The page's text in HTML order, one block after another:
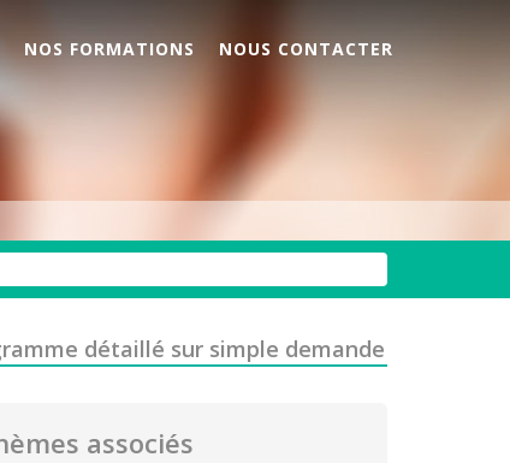
NOS FORMATIONS NOUS CONTACTER
détaillé sur simple demande
associés